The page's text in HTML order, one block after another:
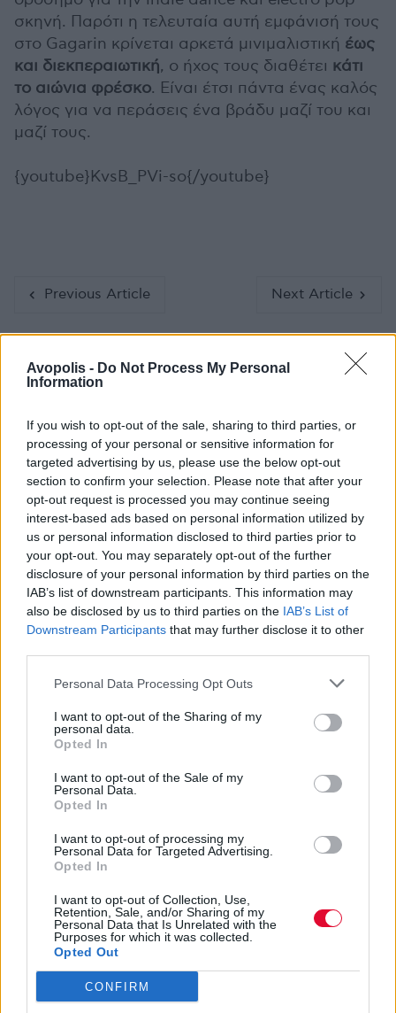
Avopolis - Do Not Process My Personal
Information
If you wish to opt-out of the sale, sharing to third parties, or
processing of your personal or sensitive information for
targeted advertising by us, please use the below opt-out
section to confirm your selection. Please note that after your
opt-out request is processed you may continue seeing
interest-based ads based on personal information utilized by
us or personal information disclosed to third parties prior to
your opt-out. You may separately opt-out of the further
disclosure of your personal information by third parties on the
IAB’s list of downstream participants. This information may
also be disclosed by us to third parties on the IAB’s List of
Downstream Participants that may further disclose it to other
Personal Data Processing Opt Outs
I want to opt-out of the Sharing of my
personal data.
Opted In
I want to opt-out of the Sale of my
Personal Data.
Opted In
I want to opt-out of processing my
Personal Data for Targeted Advertising.
Opted In
I want to opt-out of Collection, Use,
Retention, Sale, and/or Sharing of my
Personal Data that Is Unrelated with the
Purposes for which it was collected.
Opted Out
CONFIRM
σκηνή. Παρότι η τελευταία αυτή εμφάνισή τους
στο Gagarin κρίνεται αρκετά μινιμαλιστική έως
και διεκπεραιωτική, ο ήχος τους διαθέτει κάτι
το αιώνια φρέσκο. Είναι έτσι πάντα ένας καλός
λόγος για να περάσεις ένα βράδυ μαζί του και
μαζί τους.
{youtube}KvsB_PVi-so{/youtube}
Ακολούθησε το Avopolis Network στο
Google
MOOD OF THE DAY
Ποτέ δεν είναι αργά, κυριολεκτικά. Ο
Άντονι Χόπκινς στα 88 αρνείται να το
βάλει κάτω και κυκλοφορεί το 1ο του
άλμπουμ με ορχηστρικές συνθέσεις και
τίτλο: Life Is A Dream. Φυσικά και είναι Άντονι...
Previous Article Next Article